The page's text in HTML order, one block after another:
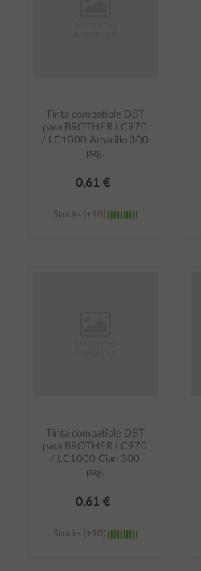
Tinta compatible DBT
para BROTHER LC970
/ LC1000 Amarillo 300
pag.
0,61 €
Stocks (+10)
Tinta compatible DBT
para BROTHER LC970
/ LC1000 Cian 300
pag.
0,61 €
Stocks (+10)